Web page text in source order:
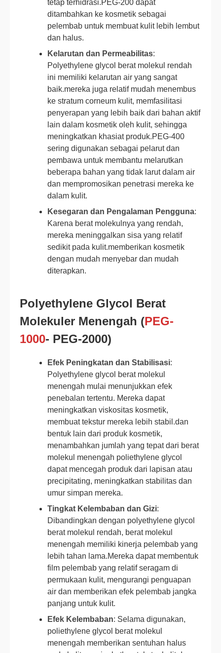
tetap terhidrasi.PEG-200 dapat
ditambahkan ke kosmetik sebagai
pelembab untuk membuat kulit lebih lembut
dan halus.
Kelarutan dan Permeabilitas:
Polyethylene glycol berat molekul rendah
ini memiliki kelarutan air yang sangat
baik.mereka juga relatif mudah menembus
ke stratum corneum kulit, memfasilitasi
penyerapan yang lebih baik dari bahan aktif
lain dalam kosmetik oleh kulit, sehingga
meningkatkan khasiat produk.PEG-400
sering digunakan sebagai pelarut dan
pembawa untuk membantu melarutkan
beberapa bahan yang tidak larut dalam air
dan mempromosikan penetrasi mereka ke
dalam kulit.
Kesegaran dan Pengalaman Pengguna:
Karena berat molekulnya yang rendah,
mereka meninggalkan sisa yang relatif
sedikit pada kulit.memberikan kosmetik
dengan mudah menyebar dan mudah
diterapkan.
Polyethylene Glycol Berat
Molekuler Menengah (PEG-
1000- PEG-2000)
Efek Peningkatan dan Stabilisasi:
Polyethylene glycol berat molekul
menengah mulai menunjukkan efek
penebalan tertentu. Mereka dapat
meningkatkan viskositas kosmetik,
membuat tekstur mereka lebih stabil.dan
bentuk lain dari produk kosmetik,
menambahkan jumlah yang tepat dari berat
molekul menengah poliethylene glycol
dapat mencegah produk dari lapisan atau
precipitating, meningkatkan stabilitas dan
umur simpan mereka.
Tingkat Kelembaban dan Gizi:
Dibandingkan dengan polyethylene glycol
berat molekul rendah, berat molekul
menengah memiliki kinerja pelembab yang
lebih tahan lama.Mereka dapat membentuk
film pelembab yang relatif seragam di
permukaan kulit, mengurangi penguapan
air dan memberikan efek pelembab jangka
panjang untuk kulit.
Efek Kelembaban: Selama digunakan,
poliethylene glycol berat molekul
menengah memberikan sentuhan halus